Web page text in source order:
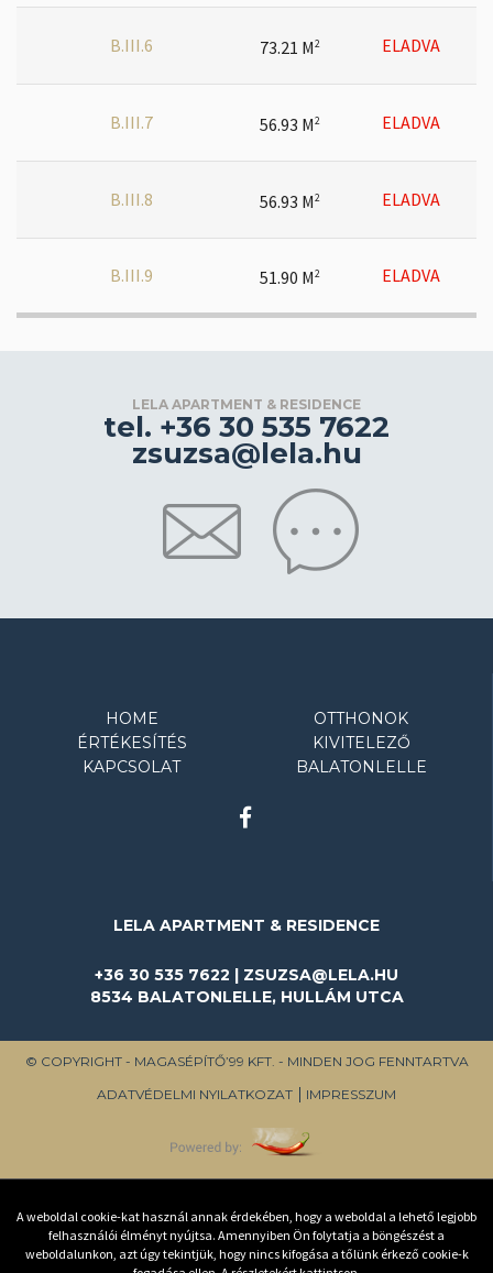
B.III.6 73.21 M2 ELADVA
B.III.7 56.93 M2 ELADVA
B.III.8 56.93 M2 ELADVA
B.III.9 51.90 M2 ELADVA
LELA APARTMENT & RESIDENCE
tel. +36 30 535 7622
zsuzsa@lela.hu
HOME
OTTHONOK
ÉRTÉKESÍTÉS
KIVITELEZŐ
KAPCSOLAT
BALATONLELLE
LELA APARTMENT & RESIDENCE
+36 30 535 7622 | ZSUZSA@LELA.HU
8534 BALATONLELLE, HULLÁM UTCA
© COPYRIGHT - MAGASÉPÍTŐ’99 KFT. - MINDEN JOG FENNTARTVA
ADATVÉDELMI NYILATKOZAT
IMPRESSZUM
A weboldal cookie-kat használ annak érdekében, hogy a weboldal a lehető legjobb
felhasználói élményt nyújtsa. Amennyiben Ön folytatja a böngészést a
weboldalunkon, azt úgy tekintjük, hogy nincs kifogása a tőlünk érkező cookie-k